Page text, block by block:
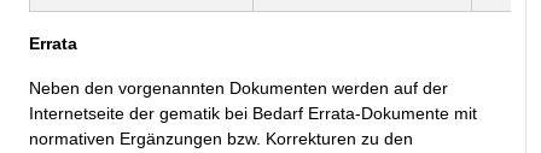
Errata
Neben den vorgenannten Dokumenten werden auf der
Internetseite der gematik bei Bedarf Errata-Dokumente mit
normativen Ergänzungen bzw. Korrekturen zu den